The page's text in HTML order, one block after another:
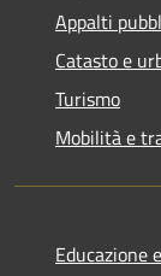
Appalti
Catasto e
Turismo
Mobilità e
Educazione